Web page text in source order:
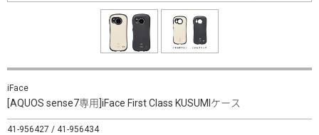
iFace
[AQUOS sense7専用]iFace First Class KUSUMIケース
41-956427 / 41-956434